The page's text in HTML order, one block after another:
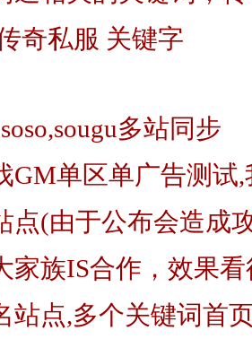
奇私服 关键字
多站同步
GM单区单广告测试
点(由于公布会造成
家族IS合作，效果
站点,多个关键词首